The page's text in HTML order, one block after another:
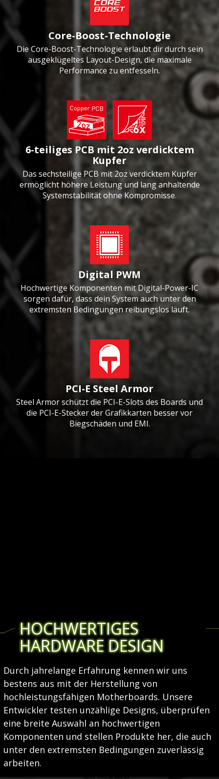
Core-Boost-Technologie
Die Core-Boost-Technologie erlaubt dir durch sein
ausgeklügeltes Layout-Design, die maximale
Performance zu entfesseln.
6-teiliges PCB mit 2oz verdicktem
Kupfer
Das sechsteilige PCB mit 2oz verdicktem Kupfer
ermöglicht höhere Leistung und lang anhaltende
Systemstabilität ohne Kompromisse.
Digital PWM
Hochwertige Komponenten mit Digital-Power-IC
sorgen dafür, dass dein System auch unter den
extremsten Bedingungen reibungslos läuft.
PCI-E Steel Armor
Steel Armor schützt die PCI-E-Slots des Boards und
die PCI-E-Stecker der Grafikkarten besser vor
Biegschäden und EMI.
HOCHWERTIGES
HARDWARE DESIGN
Durch jahrelange Erfahrung kennen wir uns
bestens aus mit der Herstellung von
hochleistungsfähigen Motherboards. Unsere
Entwickler testen unzählige Designs, überprüfen
eine breite Auswahl an hochwertigen
Komponenten und stellen Produkte her, die auch
unter den extremsten Bedingungen zuverlässig
arbeiten.